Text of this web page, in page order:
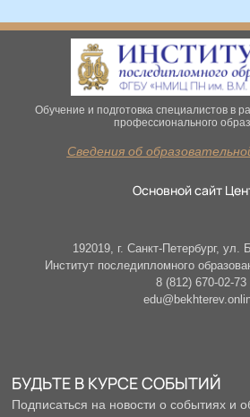
Обучение и подготовка специалистов в
профессионального
Сведения об
Основной сайт
192019, г. Санкт-Петербург, ул.
Институт последипломного
8 (812) 670-02-73
БУДЬТЕ В КУРСЕ СОБЫТИЙ
Подписаться на новости о событиях и